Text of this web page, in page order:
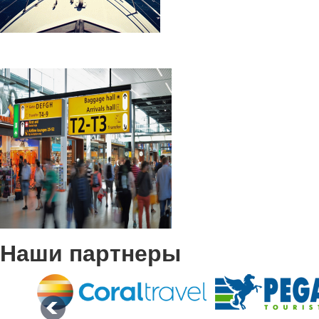
Наши партнеры